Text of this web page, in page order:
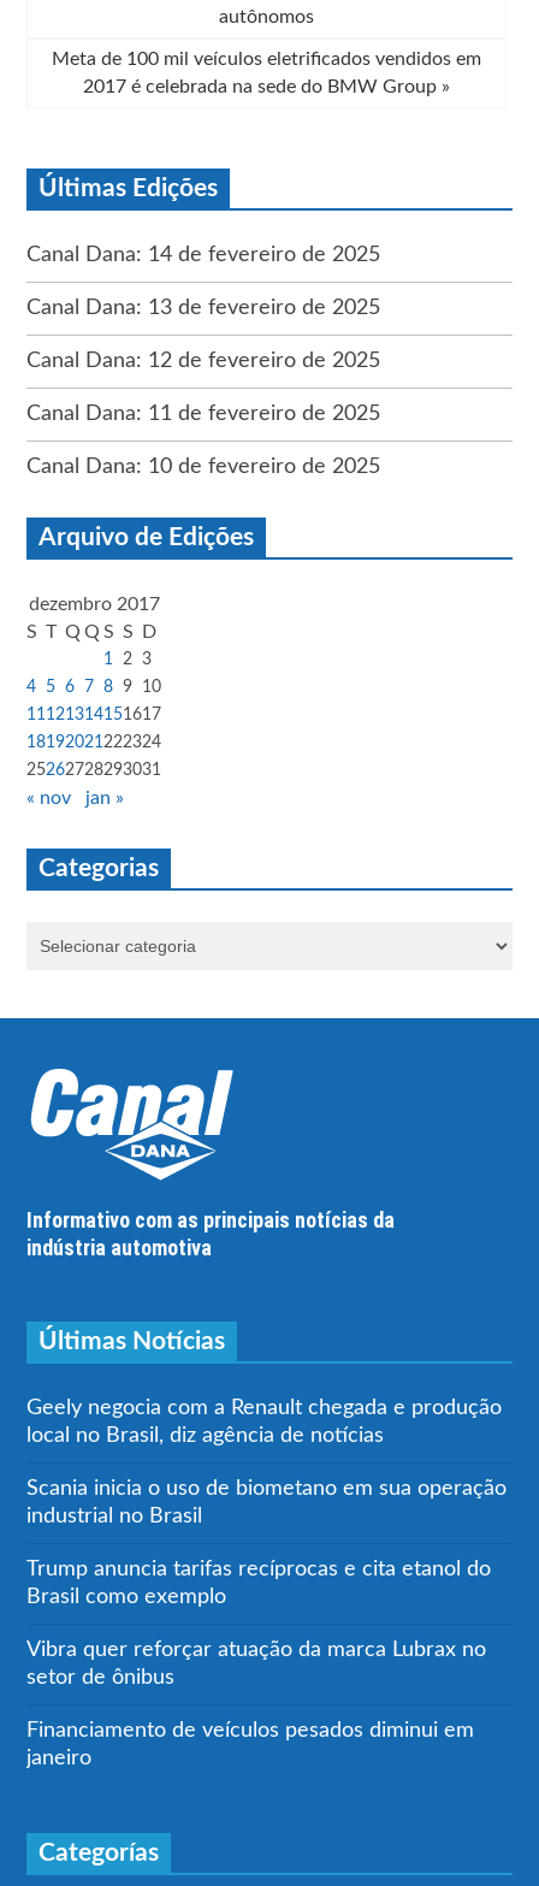
autônomos
Meta de 100 mil veículos eletrificados vendidos em
2017 é celebrada na sede do BMW Group »
Últimas Edições
Canal Dana: 14 de fevereiro de 2025
Canal Dana: 13 de fevereiro de 2025
Canal Dana: 12 de fevereiro de 2025
Canal Dana: 11 de fevereiro de 2025
Canal Dana: 10 de fevereiro de 2025
Arquivo de Edições
dezembro 2017
S T Q Q S S D
1 2
3
4
5 6 7 8 9
10
11 121314151617
18192021 222324
25262728293031
« nov jan »
Categorias
Informativo com as principais notícias da
indústria automotiva
Últimas Notícias
Geely negocia com a Renault chegada e produção
local no Brasil, diz agência de notícias
Scania inicia o uso de biometano em sua operação
industrial no Brasil
Trump anuncia tarifas recíprocas e cita etanol do
Brasil como exemplo
Vibra quer reforçar atuação da marca Lubrax no
setor de ônibus
Financiamento de veículos pesados diminui em
janeiro
Categorías